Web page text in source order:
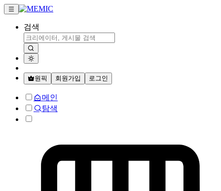
검색
원픽 회원가입 로그인
메인
탐색